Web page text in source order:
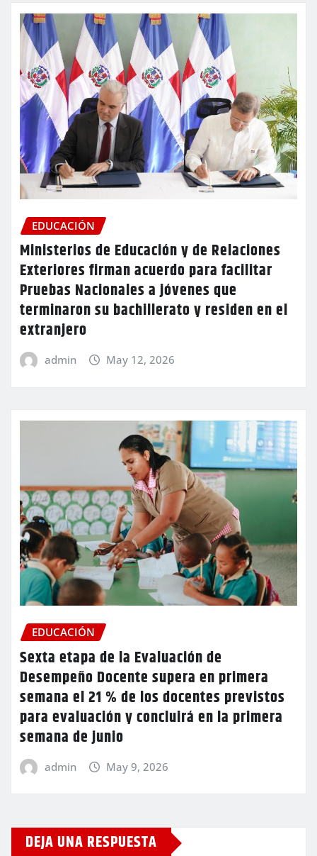
EDUCACIÓN
Ministerios de Educación y de Relaciones
Exteriores firman acuerdo para facilitar
Pruebas Nacionales a jóvenes que
terminaron su bachillerato y residen en el
extranjero
admin May 12, 2026
EDUCACIÓN
Sexta etapa de la Evaluación de
Desempeño Docente supera en primera
semana el 21 % de los docentes previstos
para evaluación y concluirá en la primera
semana de junio
admin May 9, 2026
DEJA UNA RESPUESTA